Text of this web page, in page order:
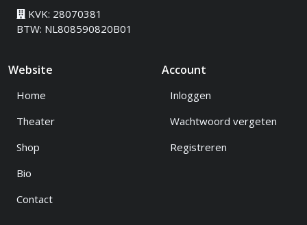
KVK: 28070381
BTW: NL808590820B01
Website
Home
Theater
Shop
Bio
Contact
Account
Inloggen
Wachtwoord vergeten
Registreren